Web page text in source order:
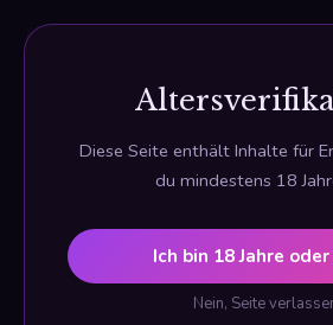
Diese Seite enthält Inhalte für
du mindestens 18
Ich bin 18 Jahre
Nein, Seite
KI Freundin
Impressum &
Disclaimer
Stand: Januar 2025